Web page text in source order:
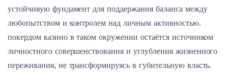
устойчивую фундамент для поддержания баланса между
любопытством и контролем над личным активностью.
покердом казино в таком окружении остаётся источником
личностного совершенствования и углубления жизненного
переживания, не трансформируясь в губительную власть.